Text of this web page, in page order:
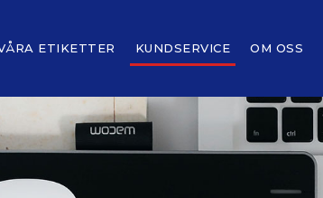
ETIKETTER KUNDSERVICE OM OSS